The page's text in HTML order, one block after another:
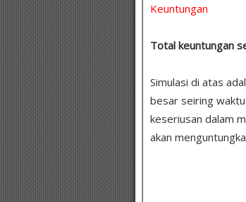
Keuntungan :
Total keuntungan
Simulasi di atas
besar seiring
keseriusan dalam
akan